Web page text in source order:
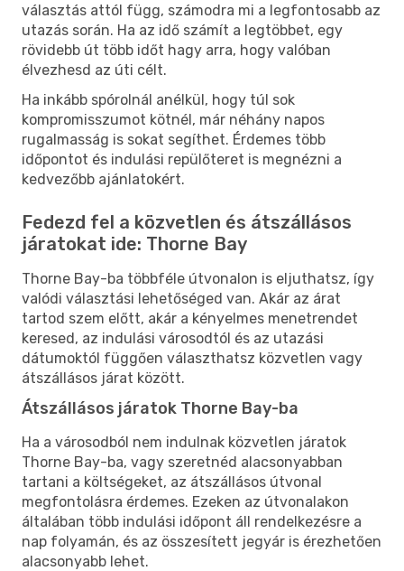
választás attól függ, számodra mi a legfontosabb az
utazás során. Ha az idő számít a legtöbbet, egy
rövidebb út több időt hagy arra, hogy valóban
élvezhesd az úti célt.
Ha inkább spórolnál anélkül, hogy túl sok
kompromisszumot kötnél, már néhány napos
rugalmasság is sokat segíthet. Érdemes több
időpontot és indulási repülőteret is megnézni a
kedvezőbb ajánlatokért.
Fedezd fel a közvetlen és átszállásos
járatokat ide: Thorne Bay
Thorne Bay-ba többféle útvonalon is eljuthatsz, így
valódi választási lehetőséged van. Akár az árat
tartod szem előtt, akár a kényelmes menetrendet
keresed, az indulási városodtól és az utazási
dátumoktól függően választhatsz közvetlen vagy
átszállásos járat között.
Átszállásos járatok Thorne Bay-ba
Ha a városodból nem indulnak közvetlen járatok
Thorne Bay-ba, vagy szeretnéd alacsonyabban
tartani a költségeket, az átszállásos útvonal
megfontolásra érdemes. Ezeken az útvonalakon
általában több indulási időpont áll rendelkezésre a
nap folyamán, és az összesített jegyár is érezhetően
alacsonyabb lehet.